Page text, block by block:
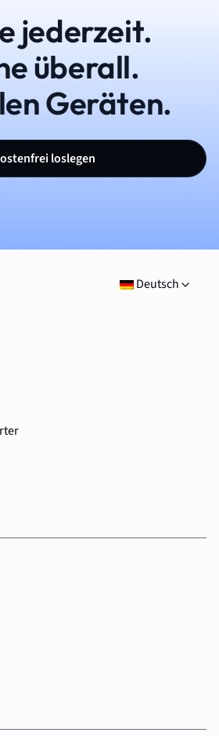
jederzeit.
überall.
Geräten.
loslegen
Deutsch